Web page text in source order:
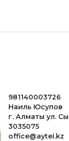
981140003726
Наиль Юсупов
г. Алматы ул.
3035075
office@aytei.kz